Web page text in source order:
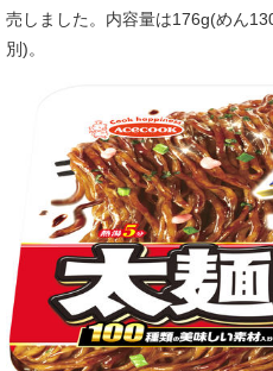
売しました。内容量は176g(めん
別)。